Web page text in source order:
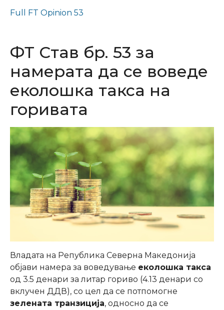
Full FT Opinion 53
ФТ Став бр. 53 за
намерата да се воведе
еколошка такса на
горивата
Владата на Република Северна Македонија
објави намера за воведување еколошка такса
од 3.5 денари за литар гориво (4.13 денари со
вклучен ДДВ), со цел да се потпомогне
зелената транзиција, односно да се